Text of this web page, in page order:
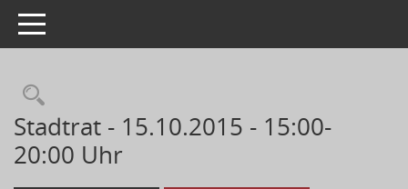
Toggle navigation
Stadtrat - 15.10.2015 - 15:00-
20:00 Uhr